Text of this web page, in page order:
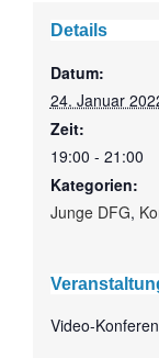
Details
Datum:
24. Januar
Zeit:
19:00 - 21:00
Kategorien:
Junge DFG,
Video-